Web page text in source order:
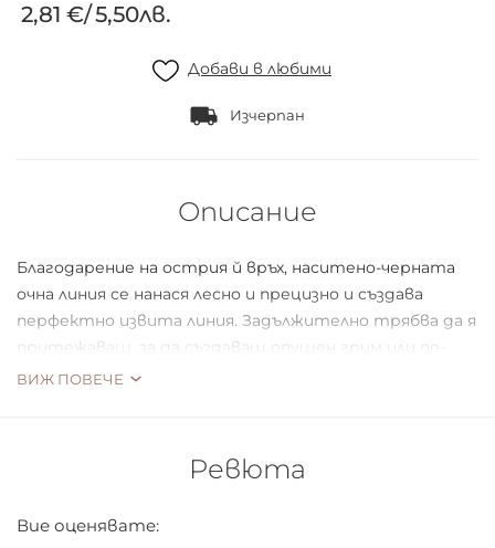
2,81 €/5,50лв.
Добави в любими
Изчерпан
Описание
Благодарение на острия й връх, наситено-черната
очна линия се нанася лесно и прецизно и създава
перфектно извита линия. Задължително трябва да я
притежаваш, за да създаваш опушен грим или по-
натурални визии. Подходяща е и за по-ексцентрични
ВИЖ ПОВЕЧЕ
Ревюта
Вие оценявате: